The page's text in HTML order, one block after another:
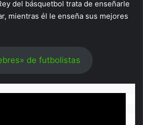
del básquetbol trata de enseñarle
mientras él le enseña sus mejores
de futbolistas